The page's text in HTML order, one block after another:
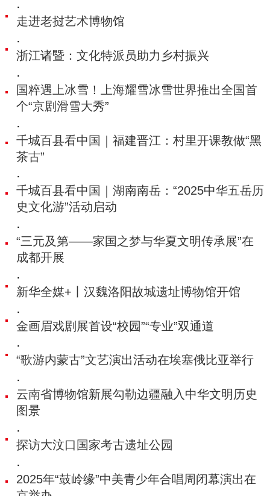
·
走进老挝艺术博物馆
·
浙江诸暨：文化特派员助力乡村振兴
·
国粹遇上冰雪！上海耀雪冰雪世界推出全国首
个“京剧滑雪大秀”
·
千城百县看中国｜福建晋江：村里开课教做“黑
茶古”
·
千城百县看中国｜湖南南岳：“2025中华五岳历
史文化游”活动启动
·
“三元及第——家国之梦与华夏文明传承展”在
成都开展
·
新华全媒+丨汉魏洛阳故城遗址博物馆开馆
·
金画眉戏剧展首设“校园”“专业”双通道
·
“歌游内蒙古”文艺演出活动在埃塞俄比亚举行
·
云南省博物馆新展勾勒边疆融入中华文明历史
图景
·
探访大汶口国家考古遗址公园
·
2025年“鼓岭缘”中美青少年合唱周闭幕演出在